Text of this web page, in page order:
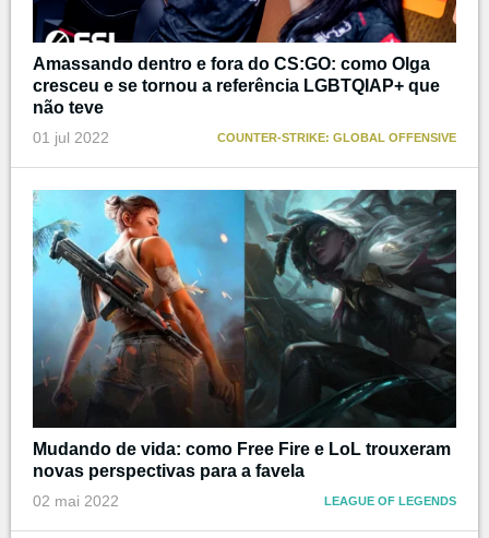
Amassando dentro e fora do CS:GO: como Olga
cresceu e se tornou a referência LGBTQIAP+ que
não teve
01 jul 2022 COUNTER-STRIKE: GLOBAL OFFENSIVE
Mudando de vida: como Free Fire e LoL trouxeram
novas perspectivas para a favela
02 mai 2022 LEAGUE OF LEGENDS